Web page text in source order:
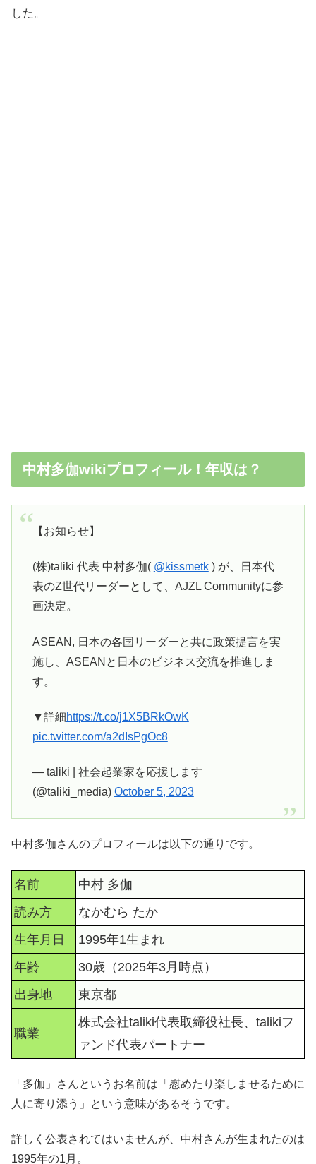
した。
中村多伽wikiプロフィール！年収は？
【お知らせ】
(株)taliki 代表 中村多伽( @kissmetk) が、日本代
表のZ世代リーダーとして、AJZL Communityに参
画決定。
ASEAN, 日本の各国リーダーと共に政策提言を実
施し、ASEANと日本のビジネス交流を推進しま
す。
▼詳細https://t.co/j1X5BRkOwK
pic.twitter.com/a2dIsPgOc8
— taliki | 社会起業家を応援します
(@taliki_media) October 5, 2023
中村多伽さんのプロフィールは以下の通りです。
名前
中村 多伽
読み方
なかむら たか
生年月日
1995年1生まれ
年齢
30歳（2025年3月時点）
出身地
東京都
職業
株式会社taliki代表取締役社長、talikiフ
ァンド代表パートナー
「多伽」さんというお名前は「慰めたり楽しませるために
人に寄り添う」という意味があるそうです。
詳しく公表されてはいませんが、中村さんが生まれたのは
1995年の1月。